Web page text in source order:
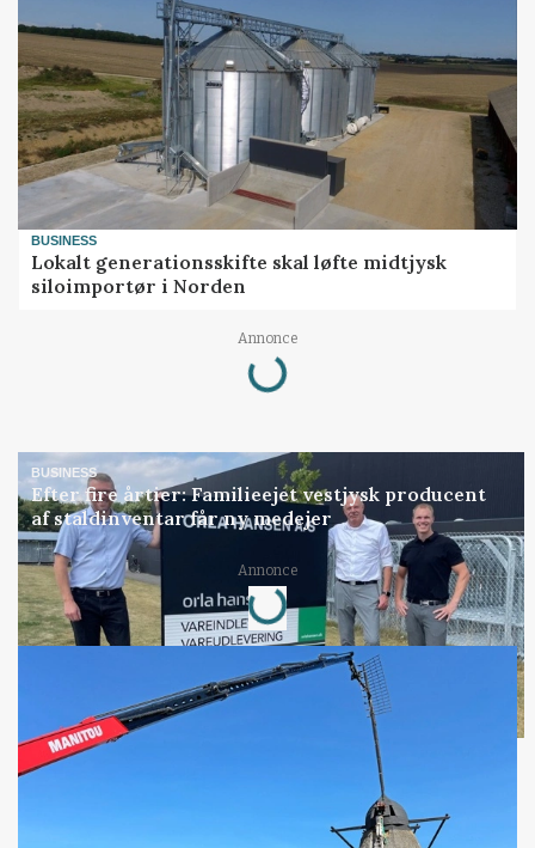
BUSINESS
Lokalt generationsskifte skal løfte midtjysk
siloimportør i Norden
Annonce
Loading...
BUSINESS
Efter fire årtier: Familieejet vestjysk producent
af staldinventar får ny medejer
Annonce
Loading...